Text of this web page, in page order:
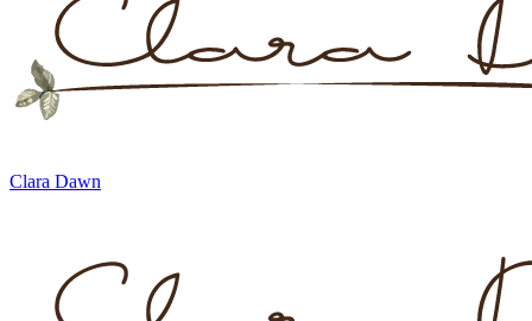
Clara Dawn